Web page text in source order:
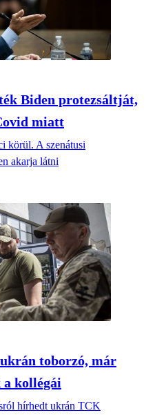
Biden protezsáltját,
miatt
körül. A szenátusi
akarja látni
toborzó, már
kollégái
hírhedt ukrán TCK